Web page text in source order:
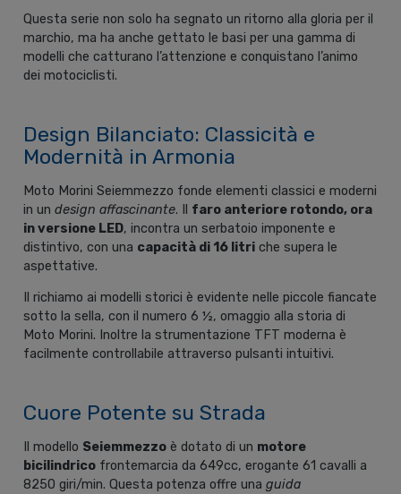
Questa serie non solo ha segnato un ritorno alla gloria per il
marchio, ma ha anche gettato le basi per una gamma di
modelli che catturano l’attenzione e conquistano l’animo
dei motociclisti.
Design Bilanciato: Classicità e
Modernità in Armonia
Moto Morini Seiemmezzo fonde elementi classici e moderni
in un design affascinante. Il faro anteriore rotondo, ora
in versione LED, incontra un serbatoio imponente e
distintivo, con una capacità di 16 litriche supera le
aspettative.
Il richiamo ai modelli storici è evidente nelle piccole fiancate
sotto la sella, con il numero 6 ½, omaggio alla storia di
Moto Morini. Inoltre la strumentazione TFT moderna è
facilmente controllabile attraverso pulsanti intuitivi.
Cuore Potente su Strada
Il modello Seiemmezzoè dotato di un motore
bicilindricofrontemarcia da 649cc, erogante 61 cavalli a
8250 giri/min. Questa potenza offre una guida